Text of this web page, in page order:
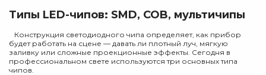
Типы LED-чипов: SMD, COB, мультичипы
Конструкция светодиодного чипа определяет, как прибор
будет работать на сцене — давать ли плотный луч, мягкую
заливку или сложные проекционные эффекты. Сегодня в
профессиональном свете используются три основных типа
чипов.